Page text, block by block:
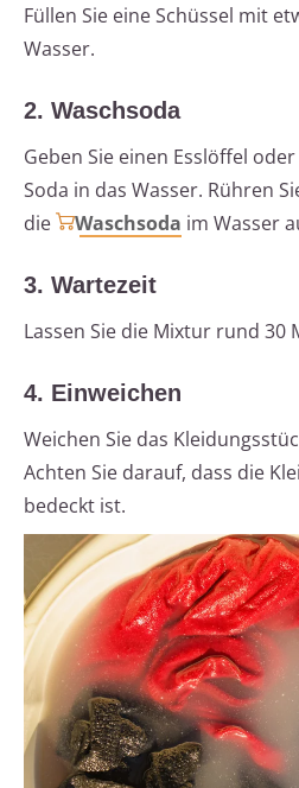
Füllen Sie eine Schüssel mit
Wasser.
2. Waschsoda
Geben Sie einen Esslöffel
Soda in das Wasser. Rühren
die
Waschsoda im Wasser
3. Wartezeit
Lassen Sie die Mixtur rund 30
4. Einweichen
Weichen Sie das
Achten Sie darauf, dass die
bedeckt ist.